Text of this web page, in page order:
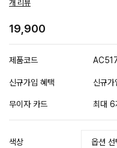
개 리뷰
19,900
제품코드
신규가입 혜택 신규가
무이자 카드 최대 6
색상